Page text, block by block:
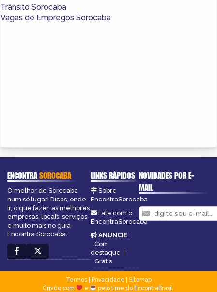
Trânsito Sorocaba
Vagas de Empregos Sorocaba
ENCONTRASOROCABA
O melhor de Sorocaba
num só lugar! Dicas, onde
ir, o que fazer, as melhores
empresas, locais, serviços
e muito mais no guia
Encontra Sorocaba.
LINKS RÁPIDOS
Sobre
EncontraSorocaba
Fale com o
EncontraSorocaba
ANUNCIE:
Com
destaque
Grátis
NOVIDADES POR E-
MAIL
Termos| Privacidade
Sitemap
Criado com
e pelo time do EncontraBrasil